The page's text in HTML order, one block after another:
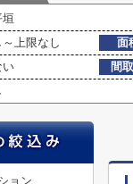
上限なし 面
い 間
ョン